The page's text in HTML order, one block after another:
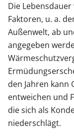
Die
Faktoren, u. a.
Außenwelt, ab
angegeben
den Jahren kann
entweichen und
die sich als
niederschlägt.